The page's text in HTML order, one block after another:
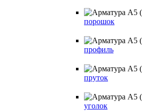
порошок
профиль
пруток
уголок